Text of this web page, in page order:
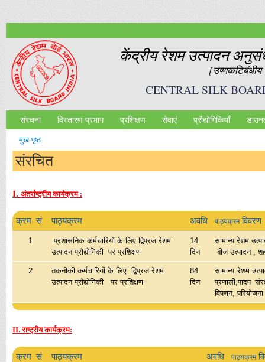
केंद्रीय रेशम उत्‍पादन
CENTRAL SILK
Main menu
संरचना विस्तारण प्रभाग प्रशिक्षण सेवाएं प्रौद्योगिकियॉं
आप यहाँ हैं
मुख पृष्ठ
संरचित
I. अंतर्राष्ट्रीय कार्यक्रम :
क्रम सं पाठ्यक्रम अवधि पाठ्यक्रमविवरण
1
प्रशासनिक कर्मचारियों के लिए द्विप्रज रेशम
उत्पादन प्रौद्योगिकी पर प्रशिक्षण
14
दिन
सामान्य रेशम
बीज उत्पादन ,
2 तकनीकी कर्मचारियों के लिए द्विप्रज रेशम
उत्पादन प्रौद्योगिकी पर प्रशिक्षण
84
दिन
सामान्य रेशम
प्रणाली,पादप
विपणन,
II.राष्ट्रीय कार्यक्रम:
क्रम सं पाठ्यक्रम अवधि पाठ्यक्रम